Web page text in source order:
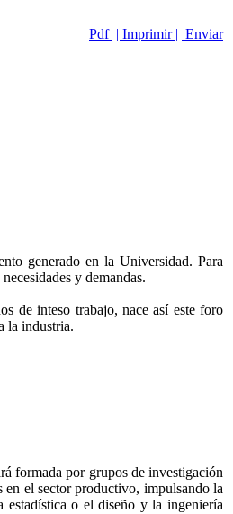
Pdf | Imprimir | Enviar
generado en la Universidad. Para
y demandas.
de inteso trabajo, nace así este foro
la industria.
formada por grupos de investigación
en el sector productivo, impulsando la
estadística o el diseño y la ingeniería